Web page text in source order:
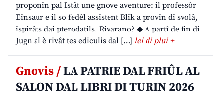
proponin pal Istât une gnove aventure: il professôr
Einsaur e il so fedêl assistent Blik a provin di svolâ,
ispirâts dai pterodatils. Rivarano? ◆ A partî de fin di
Jugn al è rivât tes ediculis dal […] lei di plui +
Gnovis /LA PATRIE DAL FRIÛL AL
SALON DAL LIBRI DI TURIN 2026